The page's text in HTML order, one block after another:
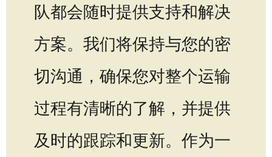
队都会随时提供支持和解决
方案。我们将保持与您的密
切沟通，确保您对整个运输
过程有清晰的了解，并提供
及时的跟踪和更新。作为一